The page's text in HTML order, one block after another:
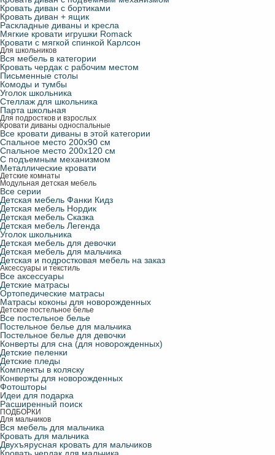
Кровать диван с бортиками
Кровать диван + ящик
Раскладные диваны и кресла
Мягкие кровати игрушки Romack
Кровати с мягкой спинкой Карлсон
Для школьников
Вся мебель в категории
Кровать чердак с рабочим местом
Письменные столы
Комоды и тумбы
Уголок школьника
Стеллаж для школьника
Парта школьная
Для подростков и взрослых
Кровати диваны односпальные
Все кровати диваны в этой категории
Спальное место 200х90 см
Спальное место 200х120 см
С подъемным механизмом
Металлические кровати
Детские комнаты
Модульная детская мебель
Все серии
Детская мебель Фанки Кидз
Детская мебель Нордик
Детская мебель Сказка
Детская мебель Легенда
Уголок школьника
Детская мебель для девочки
Детская мебель для мальчика
Детская и подростковая мебель на заказ
Аксессуары и текстиль
Все аксессуары
Детские матрасы
Ортопедические матрасы
Матрасы коконы для новорожденных
Детское постельное белье
Все постельное белье
Постельное белье для мальчика
Постельное белье для девочки
Конверты для сна (для новорожденных)
Детские пеленки
Детские пледы
Комплекты в коляску
Конверты для новорожденных
Фотошторы
Идеи для подарка
Расширенный поиск
ПОДБОРКИ
Для мальчиков
Вся мебель для мальчика
Кровать для мальчика
Двухъярусная кровать для мальчиков